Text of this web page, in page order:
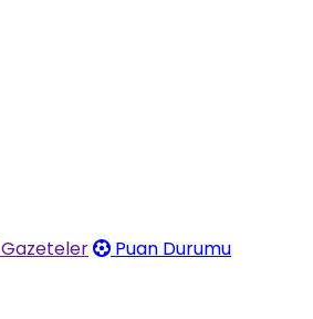
Gazeteler
Puan Durumu